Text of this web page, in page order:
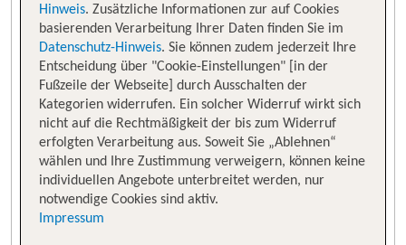
Hinweis. Zusätzliche Informationen zur auf Cookies
basierenden Verarbeitung Ihrer Daten finden Sie im
Datenschutz-Hinweis. Sie können zudem jederzeit Ihre
Entscheidung über "Cookie-Einstellungen" [in der
Fußzeile der Webseite] durch Ausschalten der
Kategorien widerrufen. Ein solcher Widerruf wirkt sich
nicht auf die Rechtmäßigkeit der bis zum Widerruf
erfolgten Verarbeitung aus. Soweit Sie „Ablehnen“
wählen und Ihre Zustimmung verweigern, können keine
individuellen Angebote unterbreitet werden, nur
notwendige Cookies sind aktiv.
Impressum